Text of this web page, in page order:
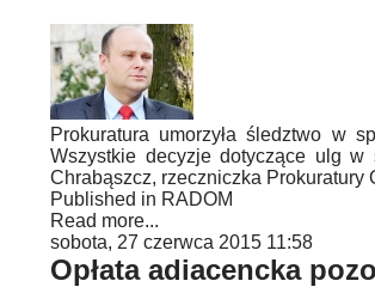
Prokuratura umorzyła śledztwo w
Wszystkie decyzje dotyczące ulg w
Chrabąszcz, rzeczniczka Prokuratury
Published in RADOM
Read more...
sobota, 27 czerwca 2015 11:58
Opłata adiacencka